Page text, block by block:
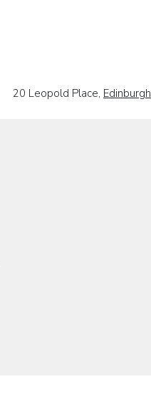
20 Leopold Place, Edinburgh